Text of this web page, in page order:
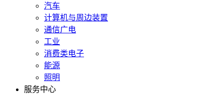
汽车
计算机与周边装置
通信广电
工业
消费类电子
能源
照明
服务中心